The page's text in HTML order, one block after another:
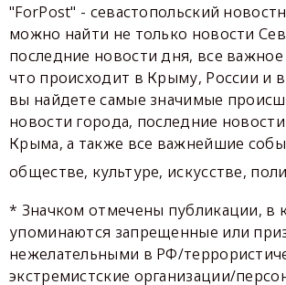
"ForPost" - севастопольский
можно найти не только новости
последние новости дня, все
что происходит в Крыму, России и
вы найдете самые значимые
новости города, последние
Крыма, а также все важнейшие
обществе, культуре, искусстве,
* Значком отмечены публикации, в
упоминаются запрещенные или
нежелательными в РФ/
экстремистские организации/